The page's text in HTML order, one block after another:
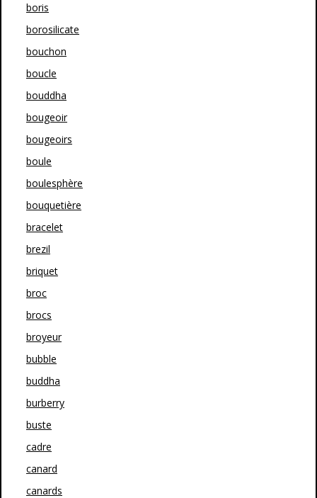
boris
borosilicate
bouchon
boucle
bouddha
bougeoir
bougeoirs
boule
boulesphère
bouquetière
bracelet
brezil
briquet
broc
brocs
broyeur
bubble
buddha
burberry
buste
cadre
canard
canards